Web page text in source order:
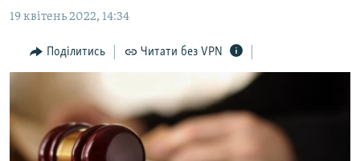
основної
Перейти
до
БЛОГИ
ПОГЛЯД
ВСЕ ЗА ДЕНЬ
СПЕЦПРОЕКТИ
19 квітень 2022, 14:34
Поділитись Читати без VPN